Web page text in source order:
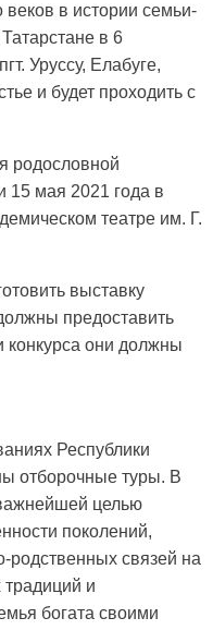
в истории семьи-
в 6
Уруссу, Елабуге,
и будет проходить с
родословной
15 мая 2021 года в
театре им. Г.
выставку
предоставить
конкурса они должны
Республики
отборочные туры. В
целью
поколений,
родственных связей на
и
богата своими